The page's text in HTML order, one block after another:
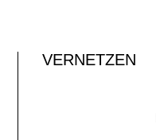
VERNETZEN